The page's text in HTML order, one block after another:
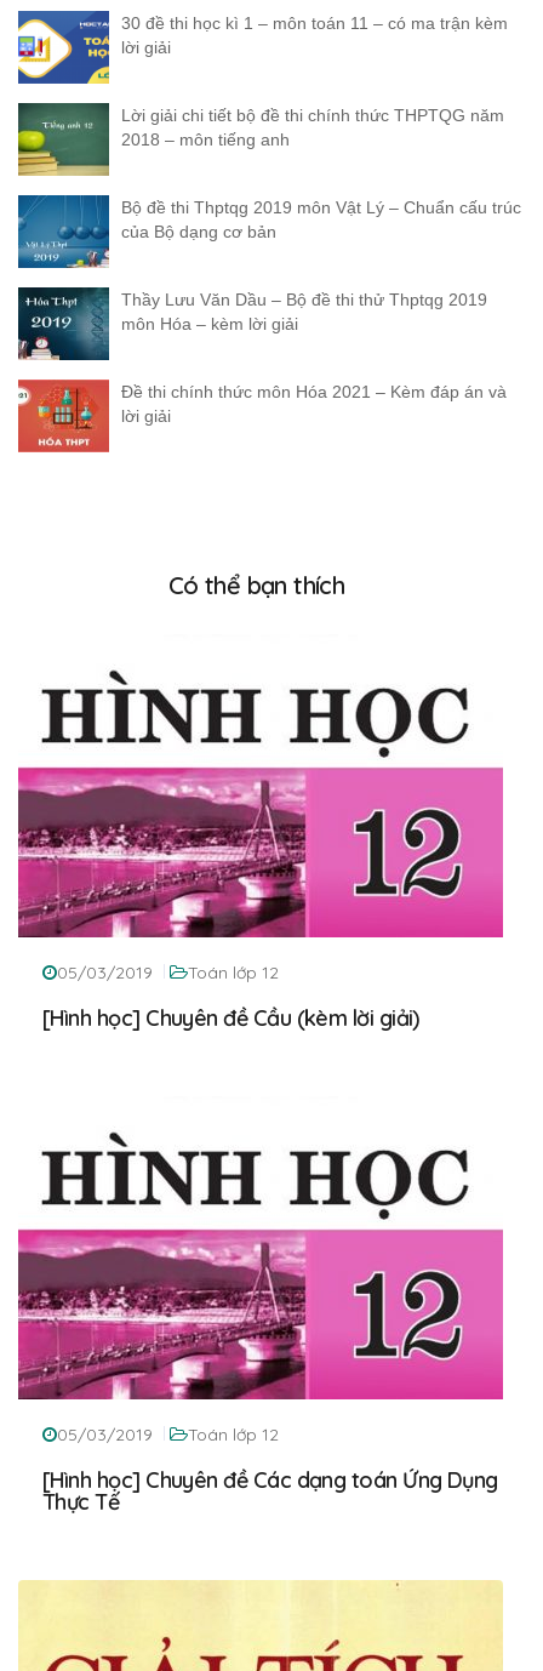
30 đề thi học kì 1 – môn toán 11 – có ma trận kèm
lời giải
Lời giải chi tiết bộ đề thi chính thức THPTQG năm
2018 – môn tiếng anh
Bộ đề thi Thptqg 2019 môn Vật Lý – Chuẩn cấu trúc
của Bộ dạng cơ bản
Thầy Lưu Văn Dầu – Bộ đề thi thử Thptqg 2019
môn Hóa – kèm lời giải
Đề thi chính thức môn Hóa 2021 – Kèm đáp án và
lời giải
Có thể bạn thích
05/03/2019 Toán lớp 12
[Hình học] Chuyên đề Cầu (kèm lời giải)
05/03/2019 Toán lớp 12
[Hình học] Chuyên đề Các dạng toán Ứng Dụng
Thực Tế